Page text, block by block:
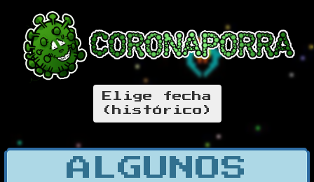
Elige fecha
(histórico)
ALGUNOS